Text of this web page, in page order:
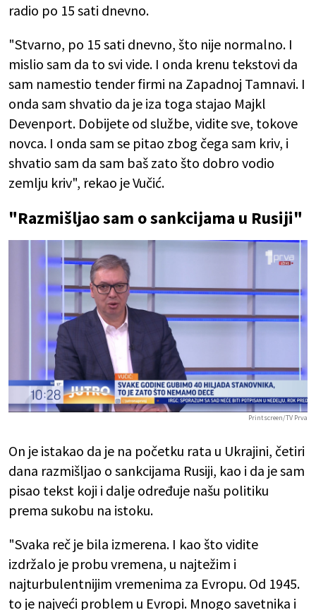
radio po 15 sati dnevno.
"Stvarno, po 15 sati dnevno, što nije normalno. I
mislio sam da to svi vide. I onda krenu tekstovi da
sam namestio tender firmi na Zapadnoj Tamnavi. I
onda sam shvatio da je iza toga stajao Majkl
Devenport. Dobijete od službe, vidite sve, tokove
novca. I onda sam se pitao zbog čega sam kriv, i
shvatio sam da sam baš zato što dobro vodio
zemlju kriv", rekao je Vučić.
"Razmišljao sam o sankcijama u Rusiji"
Printscreen/TV Prva
On je istakao da je na početku rata u Ukrajini, četiri
dana razmišljao o sankcijama Rusiji, kao i da je sam
pisao tekst koji i dalje određuje našu politiku
prema sukobu na istoku.
"Svaka reč je bila izmerena. I kao što vidite
izdržalo je probu vremena, u najtežim i
najturbulentnijim vremenima za Evropu. Od 1945.
to je najveći problem u Evropi. Mnogo savetnika i